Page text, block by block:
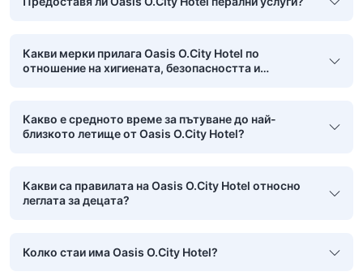
Какви мерки прилага Oasis O.City Hotel по
отношение на хигиената, безопасността и
Какво е средното време за пътуване до най-
близкото летище от Oasis O.City Hotel?
Какви са правилата на Oasis O.City Hotel относно
леглата за децата?
Колко стаи има Oasis O.City Hotel?